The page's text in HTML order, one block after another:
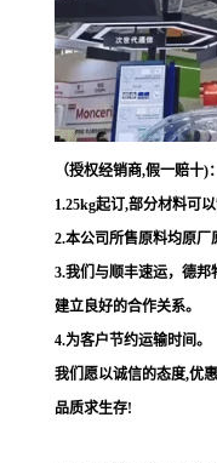
（授权经销商,假一赔十
1.25kg起订,部分材料可以
2.本公司所售原料均原厂
3.我们与顺丰速运，德邦
建立良好的合作关系。
4.为客户节约运输时间。
我们愿以诚信的态度,优
品质求生存!